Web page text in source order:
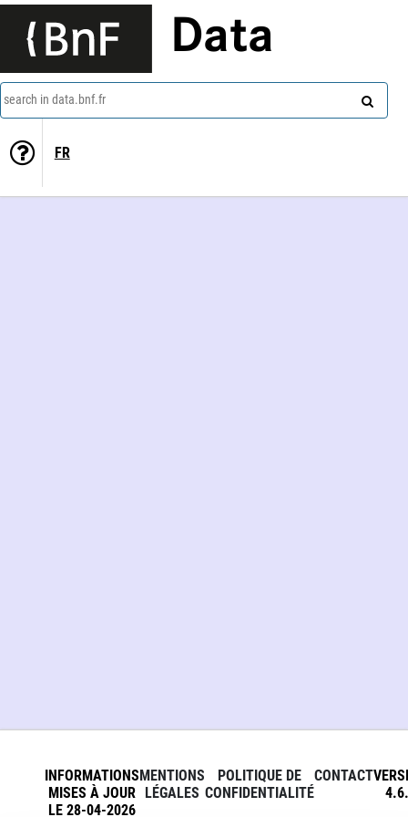
Data
search in data.bnf.fr
FR
INFORMATIONS
MISES À JOUR
LE 28-04-2026
MENTIONS
LÉGALES
POLITIQUE DE
CONFIDENTIALITÉ
CONTACT